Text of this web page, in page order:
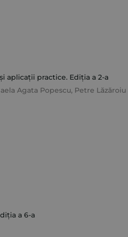
aplicații practice. Ediția a 2-a
Agata Popescu, Petre Lăzăroiu
a 6-a